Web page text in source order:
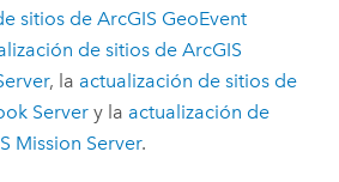
sitios de ArcGIS GeoEvent
de sitios de ArcGIS
, la actualización de sitios de
Servery la actualización de
Mission Server.